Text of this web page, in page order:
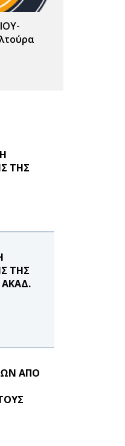
ΤΗΣ
ΤΗΣ
ΑΠΟ